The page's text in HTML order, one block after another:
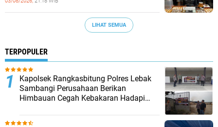
LIHAT SEMUA
TERPOPULER
Kapolsek Rangkasbitung Polres Lebak
Sambangi Perusahaan Berikan
Himbauan Cegah Kebakaran Hadapi